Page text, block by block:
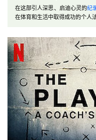
在这部引人深思、启迪心灵的纪
在体育和生活中取得成功的个人法